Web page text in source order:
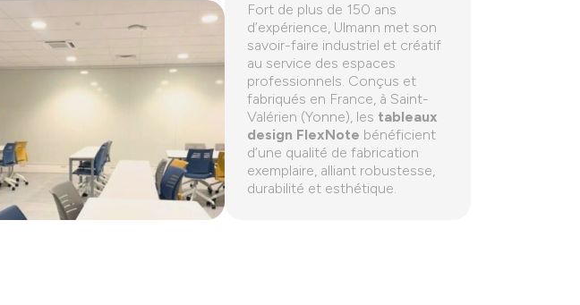
Fort de plus de 150 ans
d’expérience, Ulmann met son
savoir-faire industriel et créatif
au service des espaces
professionnels. Conçus et
fabriqués en France, à Saint-
Valérien (Yonne), les tableaux
design FlexNote bénéficient
d’une qualité de fabrication
exemplaire, alliant robustesse,
durabilité et esthétique.